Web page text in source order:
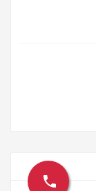
call